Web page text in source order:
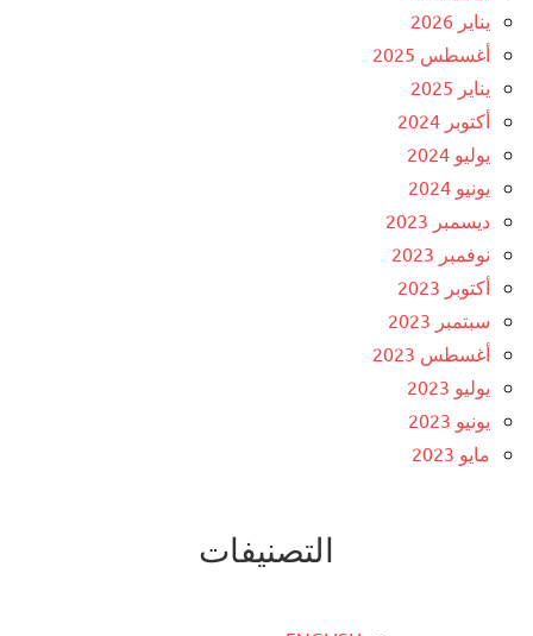
يناير 2026
أغسطس 2025
يناير 2025
أكتوبر 2024
يوليو 2024
يونيو 2024
ديسمبر 2023
نوفمبر 2023
أكتوبر 2023
سبتمبر 2023
أغسطس 2023
يوليو 2023
يونيو 2023
مايو 2023
التصنيفات